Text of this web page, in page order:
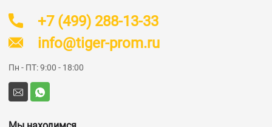
+7 (499) 288-13-33
info@tiger-prom.ru
Пн - ПТ: 9:00 - 18:00